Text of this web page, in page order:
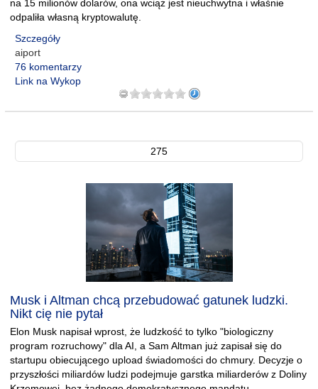
na 15 milionów dolarów, ona wciąż jest nieuchwytna i właśnie
odpaliła własną kryptowalutę.
Szczegóły
aiport
76 komentarzy
Link na Wykop
275
Musk i Altman chcą przebudować gatunek ludzki.
Nikt cię nie pytał
Elon Musk napisał wprost, że ludzkość to tylko "biologiczny
program rozruchowy" dla AI, a Sam Altman już zapisał się do
startupu obiecującego upload świadomości do chmury. Decyzje o
przyszłości miliardów ludzi podejmuje garstka miliarderów z Doliny